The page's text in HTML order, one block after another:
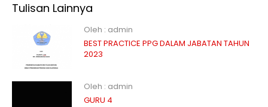
Tulisan Lainnya
Oleh : admin
BEST PRACTICE PPG DALAM JABATAN TAHUN
2023
Oleh : admin
GURU 4